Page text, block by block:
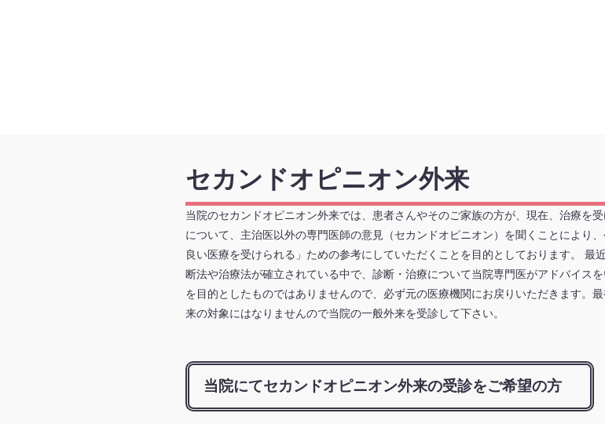
セカンドオピニオン外来
当院のセカンドオピニオン外来では、患者さんやそのご家族の方が、現在、治療を
について、主治医以外の専門医師の意見（セカンドオピニオン）を聞くことにより
良い医療を受けられる」ための参考にしていただくことを目的としております。 最
断法や治療法が確立されている中で、診断・治療について当院専門医がアドバイス
を目的としたものではありませんので、必ず元の医療機関にお戻りいただきます。
来の対象にはなりませんので当院の一般外来を受診して下さい。
当院にてセカンドオピニオン外来の受診をご希望の方